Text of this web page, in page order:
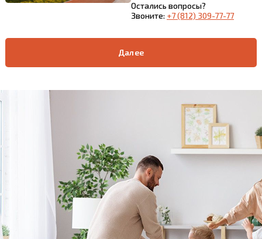
Остались вопросы?
Звоните: +7 (812) 309-77-77